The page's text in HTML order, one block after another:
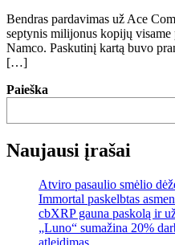
Bendras pardavimas už Ace
septynis milijonus kopijų visame
Namco. Paskutinį kartą buvo
[…]
Paieška
Naujausi įrašai
Atviro pasaulio smėlio
Immortal paskelbtas
cbXRP gauna paskolą ir
„Luno“ sumažina 20%
atleidimas